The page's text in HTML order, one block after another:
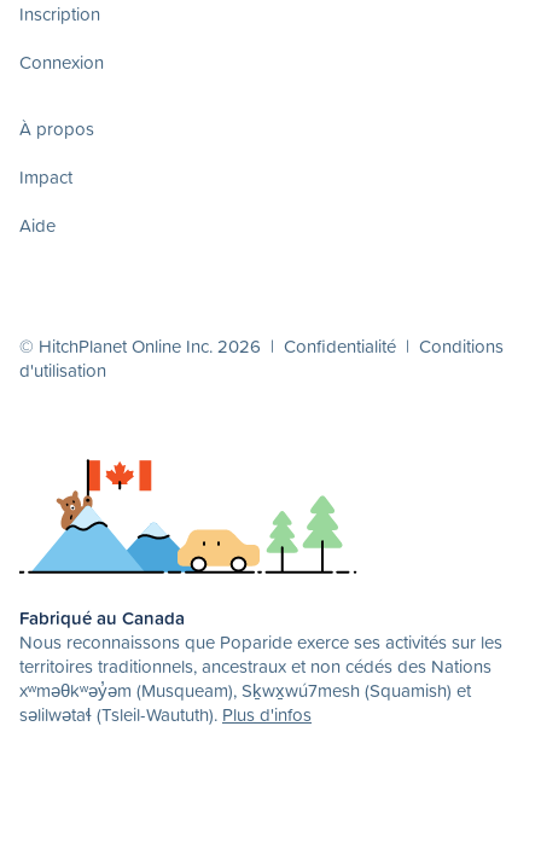
Inscription
Connexion
À propos
Impact
Aide
© HitchPlanet Online Inc. 2026 | Confidentialité | Conditions
d'utilisation
Fabriqué au Canada
Nous reconnaissons que Poparide exerce ses activités sur les
territoires traditionnels, ancestraux et non cédés des Nations
xʷməθkʷəy̓əm (Musqueam), Sḵwx̱wú7mesh (Squamish) et
səlilwətaɬ (Tsleil-Waututh). Plus d'infos